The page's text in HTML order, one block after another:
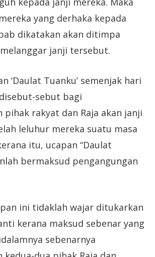
yang derhaka kepada
dikatakan akan ditimpa
melanggar janji tersebut.
‘Daulat Tuanku’ semenjak hari
sebut bagi
pihak rakyat dan Raja akan janji
leluhur mereka suatu masa
itu, ucapan “Daulat
bermaksud pengangungan
ini tidaklah wajar ditukarkan
kerana maksud sebenar yang
sebenarnya